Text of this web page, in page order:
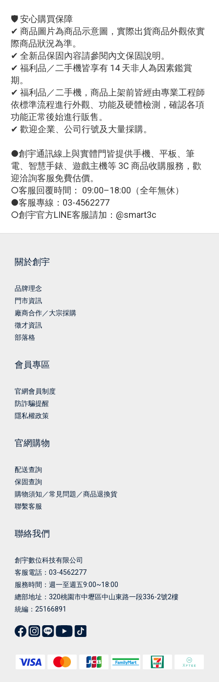
🛡️ 安心購買保障
✔ 商品圖片為商品示意圖，實際出貨商品外觀依實
際商品狀況為準。
✔ 全新品保固內容請參閱內文保固說明。
✔ 福利品／二手機皆享有 14 天非人為因素鑑賞
期。
✔ 福利品／二手機，商品上架前皆經由專業工程師
依標準流程進行外觀、功能及硬體檢測，確認各項
功能正常後始進行販售。
✔ 歡迎企業、公司行號及大量採購。
●創宇通訊線上與實體門皆提供手機、平板、筆
電、智慧手錶、遊戲主機等 3C 商品收購服務，歡
迎洽詢客服免費估價。
○客服回覆時間： 09:00–18:00（全年無休）
●客服專線：03-4562277
○創宇官方LINE客服請加：@smart3c
關於創宇
品牌理念
門市資訊
廠商合作／大宗採購
徵才資訊
部落格
會員專區
官網會員制度
防詐騙提醒
隱私權政策
官網購物
配送查詢
保固查詢
購物須知／常見問題／商品退換貨
聯繫客服
聯絡我們
創宇數位科技有限公司
客服電話：03-4562277
服務時間：週一至週五9:00~18:00
總部地址： 320桃園市中壢區中山東路一段336-2號2樓
統編：25166891